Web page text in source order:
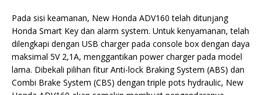
Pada sisi keamanan, New Honda ADV160 telah ditunjang
Honda Smart Key dan alarm system. Untuk kenyamanan, telah
dilengkapi dengan USB charger pada console box dengan daya
maksimal 5V 2,1A, menggantikan power charger pada model
lama. Dibekali pilihan fitur Anti-lock Braking System (ABS) dan
Combi Brake System (CBS) dengan triple pots hydraulic, New